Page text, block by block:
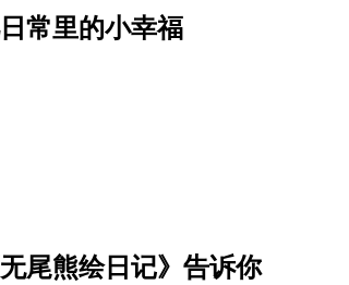
常里的小幸福
尾熊绘日记》告诉你